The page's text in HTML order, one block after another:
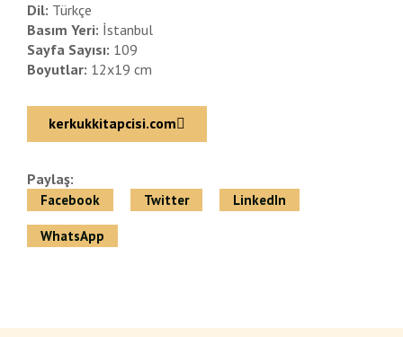
Dil: Türkçe
Basım Yeri: İstanbul
Sayfa Sayısı: 109
Boyutlar: 12x19 cm
kerkukkitapcisi.com
Paylaş:
Facebook Twitter LinkedIn
WhatsApp